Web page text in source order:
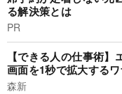
る解決策とは
PR
【できる人の仕事術
画面を1秒で拡大する
森新